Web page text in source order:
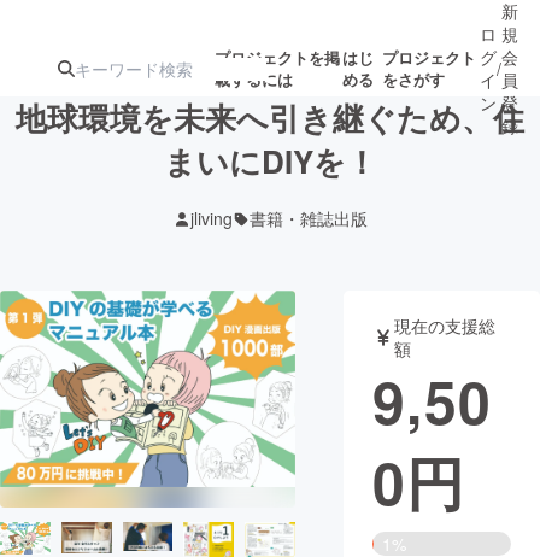
プロジェクトを掲
載するには
はじ
める
プロジェクト
をさがす
注目の新着プロ
ジェクト
募集終了が近いプ
ロジェクト
アート・写真 音楽
テクノロジー・ガジェット ゲーム・サ
映像・映画 書籍・雑誌
ビジネス・起業 チャレンジ
ロ
グ
イ
ン
/
新
規
会
員
登
録
地球環境を未来へ引き継ぐため、住
まいにDIYを！
jliving 書籍・雑誌出版
現在の支援総
額
9,50
0円
1%